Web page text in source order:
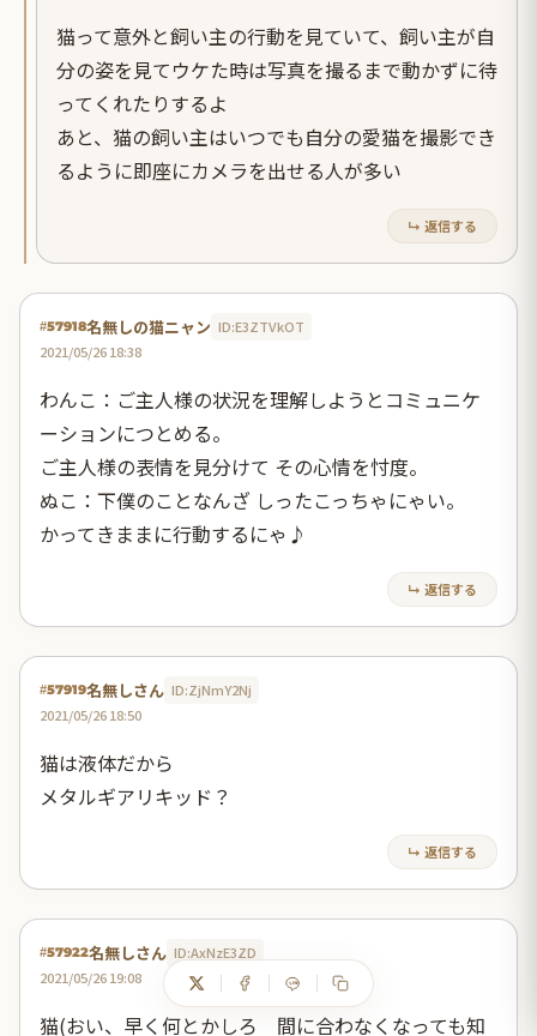
猫って意外と飼い主の行動を見ていて、飼い主が自
分の姿を見てウケた時は写真を撮るまで動かずに待
ってくれたりするよ
あと、猫の飼い主はいつでも自分の愛猫を撮影でき
るように即座にカメラを出せる人が多い
↳ 返信する
#57918名無しの猫ニャン ID:E3ZTVkOT
2021/05/26 18:38
わんこ：ご主人様の状況を理解しようとコミュニケ
ーションにつとめる。
ご主人様の表情を見分けて その心情を忖度。
ぬこ：下僕のことなんざ しったこっちゃにゃい。
かってきままに行動するにゃ♪
↳ 返信する
#57919名無しさん ID:ZjNmY2Nj
2021/05/26 18:50
猫は液体だから
メタルギアリキッド？
↳ 返信する
#57922名無しさん ID:AxNzE3ZD
2021/05/26 19:08
猫(おい、早く何とかしろ 間に合わなくなっても知